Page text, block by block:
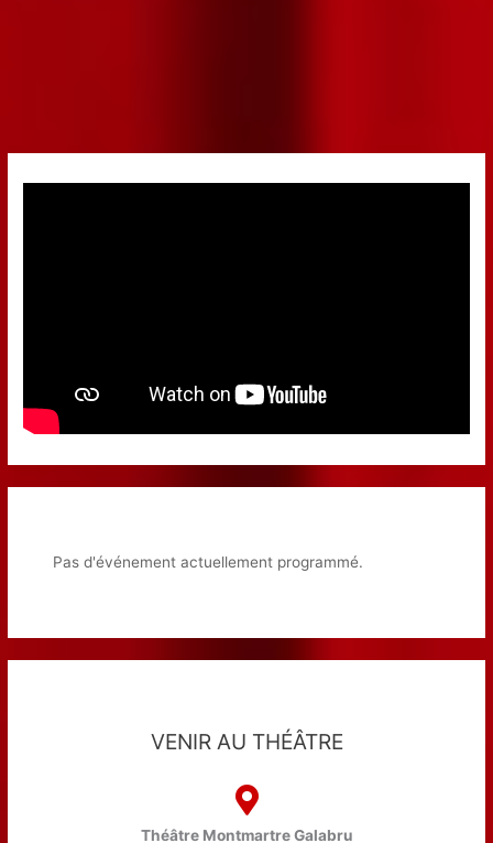
Pas d'événement actuellement programmé.
VENIR AU THÉÂTRE
Théâtre Montmartre Galabru